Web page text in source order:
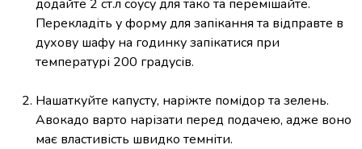
додайте 2 ст.л соусу для тако та перемішайте.
Перекладіть у форму для запікання та відправте в
духову шафу на годинку запікатися при
температурі 200 градусів.
Нашаткуйте капусту, наріжте помідор та зелень.
Авокадо варто нарізати перед подачею, адже воно
має властивість швидко темніти.